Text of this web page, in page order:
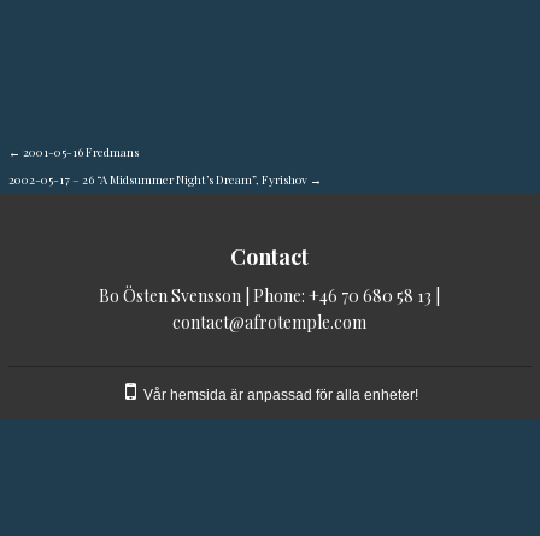
← 2001-05-16 Fredmans
2002-05-17 – 26 “A Midsummer Night’s Dream”, Fyrishov →
Contact
Bo Östen Svensson | Phone:+46 70 680 58 13
contact@afrotemple.com
Vår hemsida är anpassad för alla enheter!